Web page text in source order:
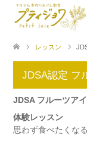
レッスン
JDSA認定 フ
JDSA フルーツア
体験レッスン
思わず食べたくな